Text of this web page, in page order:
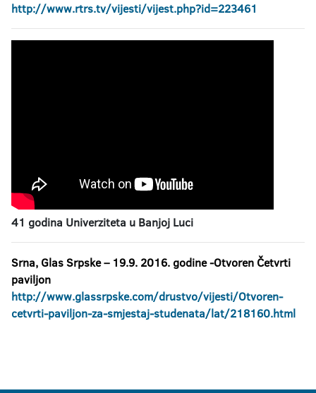
http://www.rtrs.tv/vijesti/vijest.php?id=223461
41 godina Univerziteta u Banjoj Luci
Srna, Glas Srpske – 19.9. 2016. godine -Otvoren Četvrti
paviljon
http://www.glassrpske.com/drustvo/vijesti/Otvoren-
cetvrti-paviljon-za-smjestaj-studenata/lat/218160.html